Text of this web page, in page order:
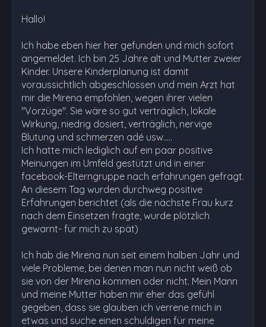
Hallo!
Ich habe eben hier her gefunden und mich sofort
angemeldet. Ich bin 25 Jahre alt und Mutter zweier
Kinder. Unsere Kinderplanung ist damit
voraussichtlich abgeschlossen und mein Arzt hat
mir die Mirena empfohlen, wegen ihrer vielen
"Vorzüge". Sie wäre so gut verträglich, lokale
Wirkung, niedrig dosiert, verträglich, nervige
Blutung und schmerzen adé usw.....
Ich hatte mich lediglich auf ein paar positive
Meinungen im Umfeld gestützt und in einer
facebook-Elterngruppe nach erfahrungen gefragt.
An diesem Tag wurden durchweg positive
Erfahrungen berichtet (als die nächste Frau kurz
nach dem Einsetzen fragte, wurde plötzlich
gewarnt- für mich zu spät)
Ich hab die Mirena nun seit einem halben Jahr und
viele Probleme, bei denen man nun nicht weiß ob
sie von der Mirena kommen oder nicht. Mein Mann
und meine Mutter haben mir eher das gefühl
gegeben, dass sie glauben ich verrene mich in
etwas und suche einen schuldigen für meine